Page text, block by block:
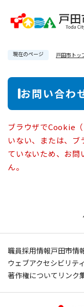
現在のページ 戸田市トッ
本
お問い合わ
ブラウザでCookie
いない、または、
ていないため、お問
ん。
職員採用情報戸田市情
ウェブアクセシビリティ
著作権について リンク